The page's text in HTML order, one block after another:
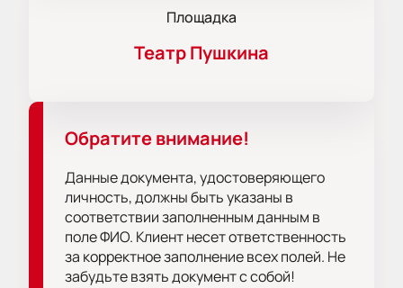
Площадка
Театр Пушкина
Обратите внимание!
Данные документа, удостоверяющего
личность, должны быть указаны в
соответствии заполненным данным в
поле ФИО. Клиент несет ответственность
за корректное заполнение всех полей. Не
забудьте взять документ с собой!